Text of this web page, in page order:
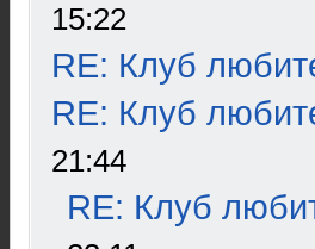
15:22
RE: Клуб
RE: Клуб
21:44
RE: Клуб